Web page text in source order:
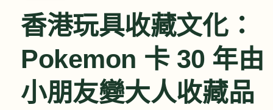
香港玩具收藏文化：
Pokemon 卡 30 年由
小朋友變大人收藏品